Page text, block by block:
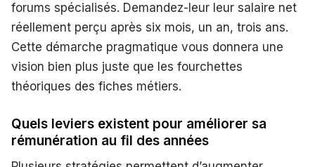
forums spécialisés. Demandez-leur leur salaire net
réellement perçu après six mois, un an, trois ans.
Cette démarche pragmatique vous donnera une
vision bien plus juste que les fourchettes
théoriques des fiches métiers.
Quels leviers existent pour améliorer sa
rémunération au fil des années